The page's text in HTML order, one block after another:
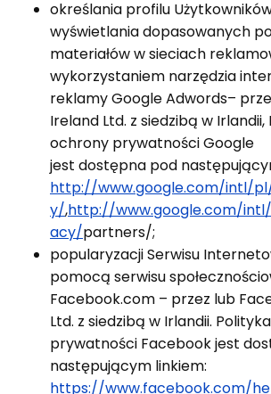
określania profilu
wyświetlania dopasowanych
materiałów w sieciach
wykorzystaniem narzędzia
reklamy Google Adwords–
Ireland Ltd. z siedzibą w Irlandii,
ochrony prywatności Google
jest dostępna pod
http://www.google.com/intl/
y/,http://www.google.com/
acy/partners/;
popularyzacji Serwisu
pomocą serwisu
Facebook.com – przez lub
Ltd. z siedzibą w Irlandii.
prywatności Facebook jest
następującym linkiem:
https://www.facebook.com/